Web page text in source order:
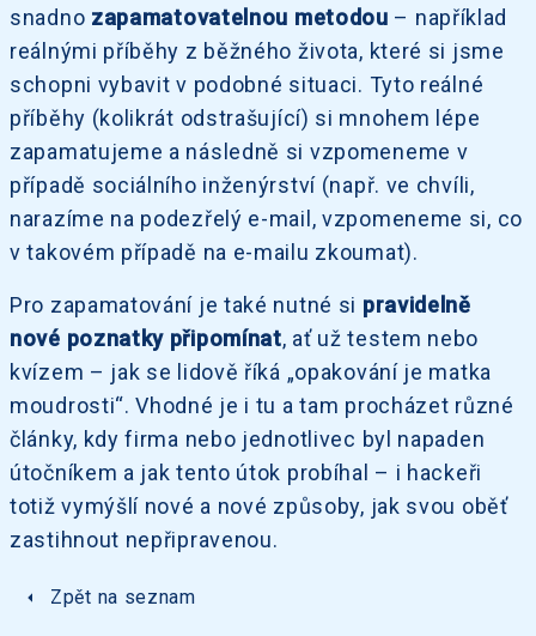
snadno zapamatovatelnou metodou – například
reálnými příběhy z běžného života, které si jsme
schopni vybavit v podobné situaci. Tyto reálné
příběhy (kolikrát odstrašující) si mnohem lépe
zapamatujeme a následně si vzpomeneme v
případě sociálního inženýrství (např. ve chvíli,
narazíme na podezřelý e-mail, vzpomeneme si, co
v takovém případě na e-mailu zkoumat).
Pro zapamatování je také nutné si pravidelně
nové poznatky připomínat, ať už testem nebo
kvízem – jak se lidově říká „opakování je matka
moudrosti“. Vhodné je i tu a tam procházet různé
články, kdy firma nebo jednotlivec byl napaden
útočníkem a jak tento útok probíhal – i hackeři
totiž vymýšlí nové a nové způsoby, jak svou oběť
zastihnout nepřipravenou.
arrow_left Zpět na seznam